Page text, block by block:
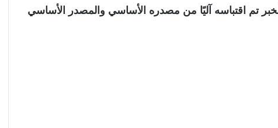
التنويه بأن الخبر تم اقتباسه آليًا من مصدره الأساسي والمصدر الأساسي